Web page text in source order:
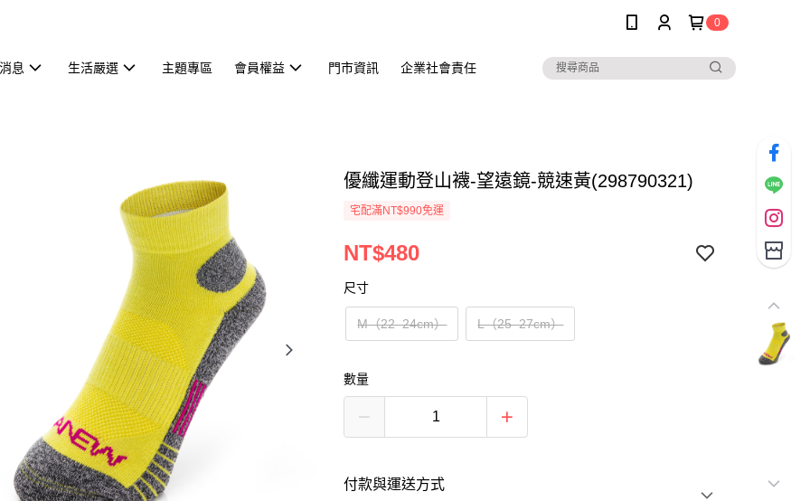
0
息 生活嚴選 主題專區 會員權益 門市資訊 企業社會責任
優纖運動登山襪-望遠鏡-競速黃(298790321)
宅配滿NT$990免運
NT$480
尺寸
M（22–24cm） L（25–27cm）
數量
付款與運送方式